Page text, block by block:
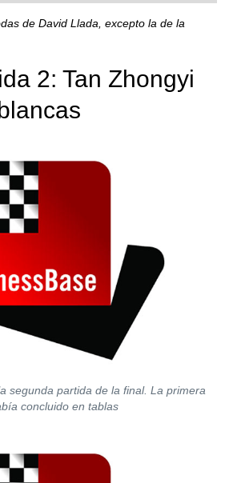
and with a
than ever before.
de David Llada, excepto la de la
2: Tan Zhongyi
segunda partida de la final. La primera
concluido en tablas